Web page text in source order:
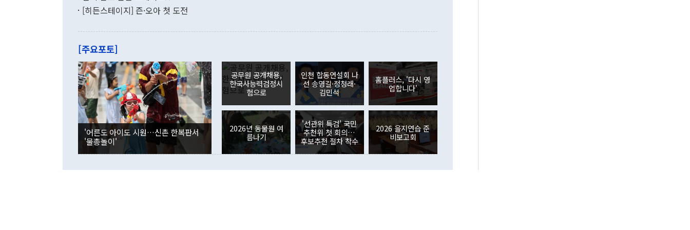
"우리의 선의대로 하는 게 과연 한반도의 평화와 안정에 플러스냐, 결론적
관은 업무보고 사후 브리핑에서 정 장관이 언급한 '4자 회담'에 대해 "이상
이 9월 러시아 블라디보스토크에서 열리는 '동방경제포럼(EEF)'을 언급하
며 "정부 차원에서 (참석을) 검토하고 있다"고 발언한 데 대해서도 조 장관
은 "그것은 외교부의 몫"이라며 "아직 거기까지 진도가 나가지 않았다"고
잘랐다. 정 장관이 이날 소개한 대북 구상과 설명은 정부 내 조율을 거치지
않았다는 점에서 문제가 있다. 특히 주적 표현 대체와 국호 사용, 9·19 군
사합의 복원, 4자회담 추진 등은 통일부 장관이 결정할 사안이 아니어서 월
권이라는 지적이 나오고 있다. 이 대통령은 정 장관의 업무보고를 듣고 난
뒤 "여기 업무보고에 발표했다고 승인난 건 아니다"라고 재차 확인했다. 정
부의 한 소식통은 "정 장관의 발언 내용은 대부분 국가안전보장회의(NSC)
를 거쳐 결정된 사안이 아닌 정 장관의 개인적 생각에 가깝다"며 "안보 관
련 부처 장관이 정부의 공식 정책이 아닌 사안을 추진하겠다고 업무보고를
하고 대통령의 면전에서 '국군통수권자가 나서야 한다'고 주장한 것은 심각
기록했지만 지식재산권사용료수지는 전월 흑자에서 4억4000만달러 적자
로 전환됐다. 본원소득수지는 배당소득을 중심으로 32억7000만달러 흑자
는 배당수입이 늘어난 데다 전월 분기배당에 따른 기저효과로 배당지급이
였던 올해 3월(369억9000만달러)을 넘어선 것이다. 직접투자에서는 내국
인의 해외투자가 80억1000만달러, 외국인의 국내투자가 46억3000만달러
각각 증가했다. 증권투자에서는 외국인의 국내 주식 매도세가 이어졌다. 외
국인의 국내 주식 투자는 차익실현 매도 등의 영향으로 316억1000만달러
감소하며 전월(-310억5000만달러)에 이어 역대 최대 순매도 기록을 다시
경신했다. 외국인의 국내 채권투자는 세계국채지수(WGBI) 자금 유입에도
분기 말 만기도래 영향으로 증가 폭이 줄어든 52억9000만달러를 기록했
다. 내국인의 해외 증권투자는 주식을 중심으로 35억6000만달러 증가했
다. eoyn2@newspim.com
[히든스테이지] 즌·오아 첫 도전
[주요포토]
'어른도 아이도 시원…신촌 한복판서
'물총놀이'
공무원 공개채용,
한국사능력검정시
험으로
인천 합동연설회 나
선 송영길·정청래·
김민석
홈플러스, '다시 영
업합니다'
2026년 동물원 여
름나기
'선관위 특검' 국민
추천위 첫 회의…
후보추천 절차 착수
2026 을지연습 준
비보고회